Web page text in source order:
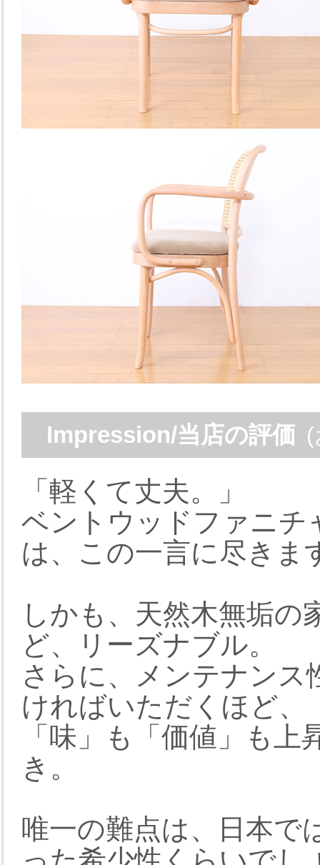
Impression/当店の評価
「軽くて丈夫。」
ベントウッドファニチ
は、この一言に尽きま
しかも、天然木無垢
ど、リーズナブル。
さらに、メンテナンス
ければいただくほど、
「味」も「価値」も
き。
唯一の難点は、日本で